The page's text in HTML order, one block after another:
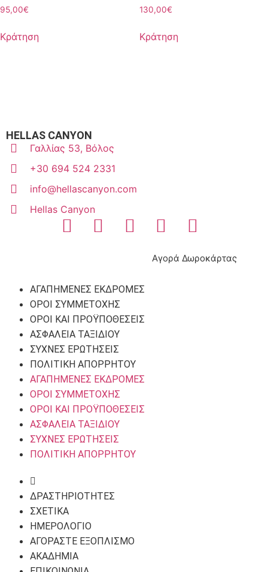
95,00€
Κράτηση
130,00€
Κράτηση
HELLAS CANYON
Γαλλίας 53, Βόλος
+30 694 524 2331
info@hellascanyon.com
Hellas Canyon
Αγορά Δωροκάρτας
ΑΓΑΠΗΜΈΝΕΣ ΕΚΔΡΟΜΈΣ
ΌΡΟΙ ΣΥΜΜΕΤΟΧΉΣ
ΌΡΟΙ ΚΑΙ ΠΡΟΫΠΟΘΈΣΕΙΣ
ΑΣΦΆΛΕΙΑ ΤΑΞΙΔΙΟΎ
ΣΥΧΝΈΣ ΕΡΩΤΉΣΕΙΣ
ΠΟΛΙΤΙΚΉ ΑΠΟΡΡΉΤΟΥ
ΑΓΑΠΗΜΈΝΕΣ ΕΚΔΡΟΜΈΣ
ΌΡΟΙ ΣΥΜΜΕΤΟΧΉΣ
ΌΡΟΙ ΚΑΙ ΠΡΟΫΠΟΘΈΣΕΙΣ
ΑΣΦΆΛΕΙΑ ΤΑΞΙΔΙΟΎ
ΣΥΧΝΈΣ ΕΡΩΤΉΣΕΙΣ
ΠΟΛΙΤΙΚΉ ΑΠΟΡΡΉΤΟΥ
ΔΡΑΣΤΗΡΙΌΤΗΤΕΣ
ΣΧΕΤΙΚΑ
ΗΜΕΡΟΛΌΓΙΟ
ΑΓΟΡΑΣΤΕ ΕΞΟΠΛΙΣΜΟ
ΑΚΑΔΗΜΙΑ